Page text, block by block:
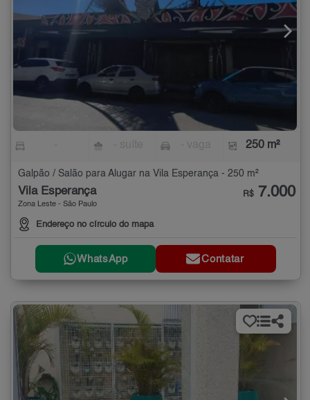
250 m²
Galpão / Salão para Alugar na Vila Esperança - 250 m²
Vila Esperança
Zona Leste - São Paulo
Endereço no círculo do mapa
R$ 7.000
WhatsApp Contatar